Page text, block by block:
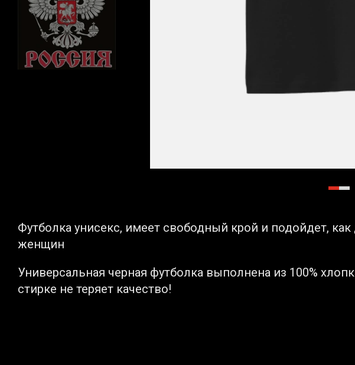
Футболка унисекс, имеет свободный крой и подойдет,
женщин
Универсальная черная футболка выполнена из 100%
стирке не теряет качество!